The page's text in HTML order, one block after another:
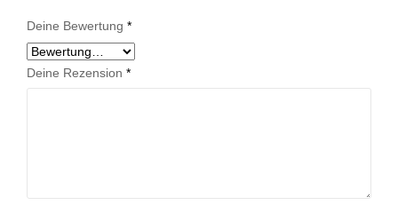
Deine Bewertung *
Deine Rezension *